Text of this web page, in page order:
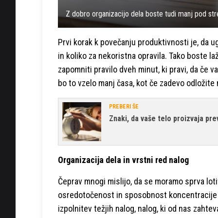
Z dobro organizacijo dela boste tudi manj pod
Prvi korak k povečanju produktivnosti je, da
in koliko za nekoristna opravila. Tako boste
zapomniti pravilo dveh minut, ki pravi, da če
bo to vzelo manj časa, kot če zadevo odložite
PREBERI ŠE
Znaki, da vaše telo proizvaja
Organizacija dela in vrstni red nalog
Čeprav mnogi mislijo, da se moramo sprva
osredotočenost in sposobnost
izpolnitev težjih nalog, nalog, ki od nas